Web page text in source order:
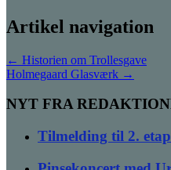
Artikel navigation
← Historien om Trollesgave
Holmegaard Glasværk →
NYT FRA
Tilmelding til 2.